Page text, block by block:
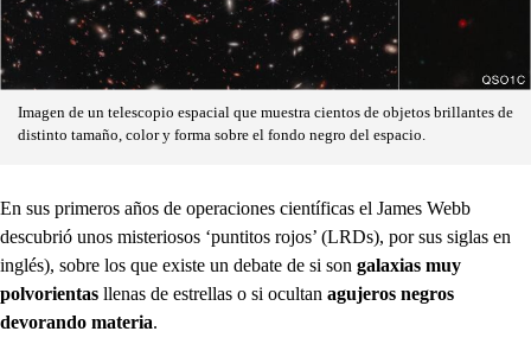
Imagen de un telescopio espacial que muestra cientos de objetos brillantes de
distinto tamaño, color y forma sobre el fondo negro del espacio.
En sus primeros años de operaciones científicas el James Webb
descubrió unos misteriosos ‘puntitos rojos’ (LRDs), por sus siglas en
inglés), sobre los que existe un debate de si son galaxias muy
polvorientas llenas de estrellas o si ocultan agujeros negros
devorando materia.